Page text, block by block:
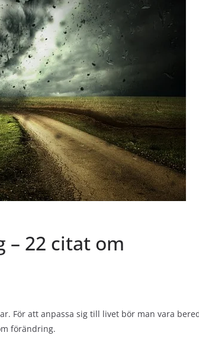
– 22 citat om
För att anpassa sig till livet bör man vara
förändring.